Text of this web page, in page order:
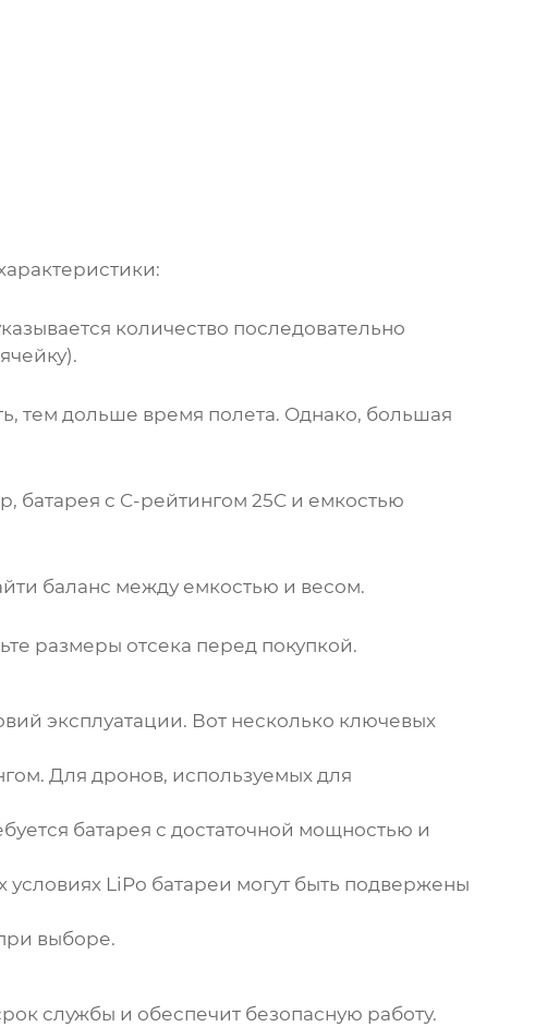
количество последовательно
тем дольше время полета. Однако, большая
батарея с C-рейтингом 25C и емкостью
баланс между емкостью и весом.
размеры отсека перед покупкой.
эксплуатации. Вот несколько ключевых
Для дронов, используемых для
батарея с достаточной мощностью и
условиях LiPo батареи могут быть подвержены
выборе.
службы и обеспечит безопасную работу.